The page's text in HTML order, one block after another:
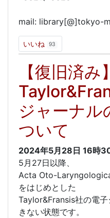
mail: library[@]tokyo-
いいね 93
【復旧済み】
ジャーナル
ついて
2024年5月28日 16時
5月27日以降、
Acta Oto-
をはじめとした
Taylor&Fransis社の電
きない状態です。